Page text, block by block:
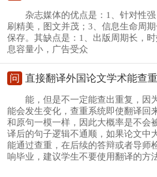
杂志媒体的优点是：1、针对性
刷精美，图文并茂；3、信息生命周
保存。其缺点是：1、出版周期长，
息容量小，广告受众
问 直接翻译外国论文学术能查
能，但是不一定能查出重复，因
能会发生变化，查重系统即使翻译回
和原句一模一样，因此大概率是不会
译后的句子逻辑不通顺，如果论文中
能通过查重，在后续的答辩或者导师
响毕业，建议学生不要使用翻译的方